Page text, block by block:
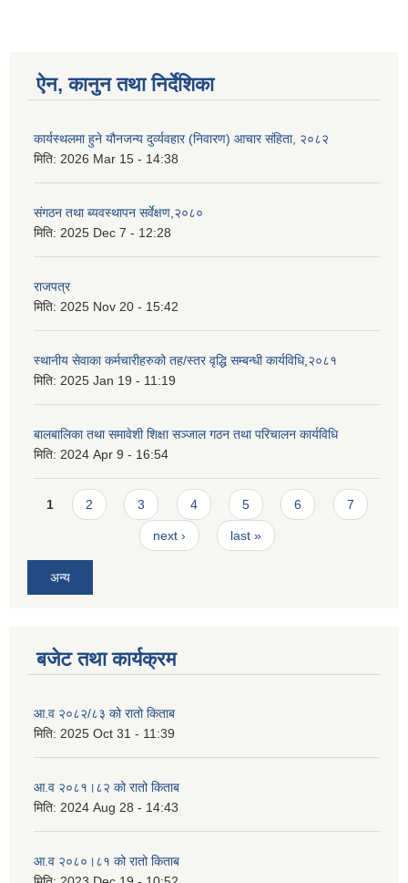
ऐन, कानुन तथा निर्देशिका
कार्यस्थलमा हुने यौनजन्य दुर्व्यवहार (निवारण) आचार संहिता, २०८२
मिति: 2026 Mar 15 - 14:38
संगठन तथा ब्यवस्थापन सर्वेक्षण,२०८०
मिति: 2025 Dec 7 - 12:28
राजपत्र
मिति: 2025 Nov 20 - 15:42
स्थानीय सेवाका कर्मचारीहरुको तह/स्तर वृद्धि सम्बन्धी कार्यविधि,२०८१
मिति: 2025 Jan 19 - 11:19
बालबालिका तथा समावेशी शिक्षा सञ्जाल गठन तथा परिचालन कार्यविधि
मिति: 2024 Apr 9 - 16:54
Pages
1 2 3 4 5 6 7
next › last »
अन्य
बजेट तथा कार्यक्रम
आ.व २०८२/८३ को रातो किताब
मिति: 2025 Oct 31 - 11:39
आ.व २०८१।८२ को रातो किताब
मिति: 2024 Aug 28 - 14:43
आ.व २०८०।८१ को रातो किताब